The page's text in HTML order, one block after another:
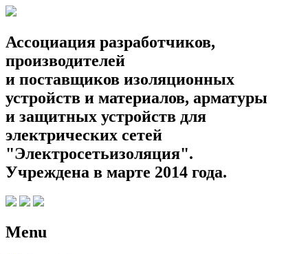
Ассоциация разработчиков,
производителей
и поставщиков изоляционных
устройств и материалов, арматуры
и защитных устройств для
электрических сетей
"Электросетьизоляция".
Учреждена в марте 2014 года.
Menu